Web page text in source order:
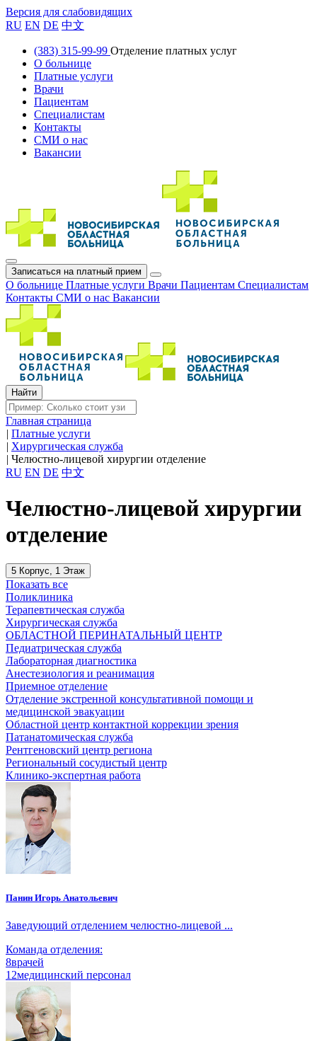
Версия для слабовидящих
RU EN DE 中文
(383) 315-99-99 Отделение платных услуг
О больнице
Платные услуги
Врачи
Пациентам
Специалистам
Контакты
СМИ о нас
Вакансии
Записаться на платный прием
О больнице Платные услуги Врачи Пациентам Специалистам
Контакты СМИ о нас Вакансии
Главная страница
| Платные услуги
| Хирургическая служба
| Челюстно-лицевой хирургии отделение
RU EN DE 中文
Челюстно-лицевой хирургии
отделение
5 Корпус, 1 Этаж
Показать все
Поликлиника
Терапевтическая служба
Хирургическая служба
ОБЛАСТНОЙ ПЕРИНАТАЛЬНЫЙ ЦЕНТР
Педиатрическая служба
Лабораторная диагностика
Анестезиология и реанимация
Приемное отделение
Отделение экстренной консультативной помощи и
медицинской эвакуации
Областной центр контактной коррекции зрения
Патанатомическая служба
Рентгеновский центр региона
Региональный сосудистый центр
Клинико-экспертная работа
Панин Игорь Анатольевич
Заведующий отделением челюстно-лицевой ...
Команда отделения:
8врачей
12медицинский персонал